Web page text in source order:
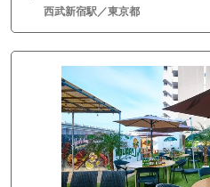
西武新宿駅／東京都